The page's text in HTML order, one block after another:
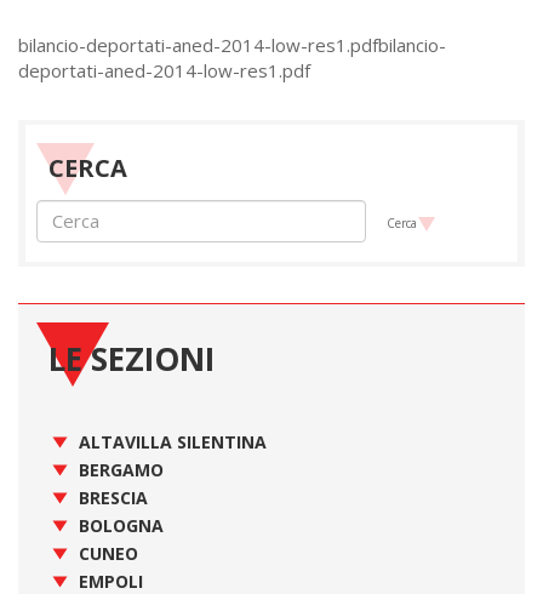
bilancio-deportati-aned-2014-low-res1.pdfbilancio-
deportati-aned-2014-low-res1.pdf
CERCA
Cerca
LE SEZIONI
ALTAVILLA SILENTINA
BERGAMO
BRESCIA
BOLOGNA
CUNEO
EMPOLI